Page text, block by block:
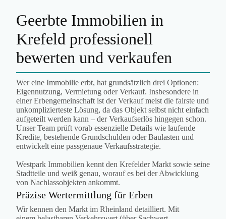
Geerbte Immobilien in
Krefeld professionell
bewerten und verkaufen
Wer eine Immobilie erbt, hat grundsätzlich drei Optionen:
Eigennutzung, Vermietung oder Verkauf. Insbesondere in
einer Erbengemeinschaft ist der Verkauf meist die fairste und
unkomplizierteste Lösung, da das Objekt selbst nicht einfach
aufgeteilt werden kann – der Verkaufserlös hingegen schon.
Unser Team prüft vorab essenzielle Details wie laufende
Kredite, bestehende Grundschulden oder Baulasten und
entwickelt eine passgenaue Verkaufsstrategie.
Westpark Immobilien kennt den Krefelder Markt sowie seine
Stadtteile und weiß genau, worauf es bei der Abwicklung
von Nachlassobjekten ankommt.
Präzise Wertermittlung für Erben
Wir kennen den Markt im Rheinland detailliert. Mit